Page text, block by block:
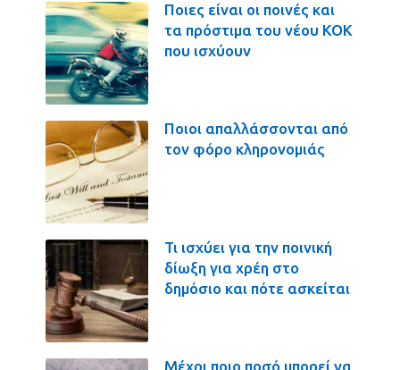
Ποιες είναι οι ποινές και
τα πρόστιμα του νέου ΚΟΚ
που ισχύουν
Ποιοι απαλλάσσονται από
τον φόρο κληρονομιάς
Τι ισχύει για την ποινική
δίωξη για χρέη στο
δημόσιο και πότε ασκείται
Μέχρι ποιο ποσό μπορεί να